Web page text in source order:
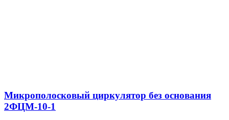
Микрополосковый циркулятор без основания
2ФЦМ-10-1